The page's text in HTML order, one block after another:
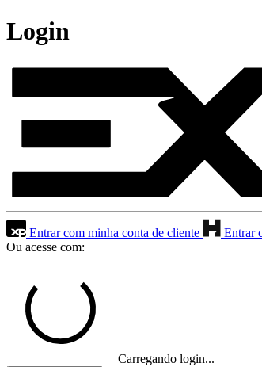
Login
Entrar com minha conta de cliente
Entrar
Ou acesse com:
Carregando login...